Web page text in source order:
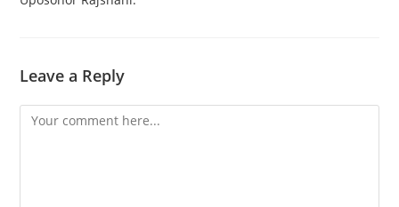
Leave a Reply
Comment